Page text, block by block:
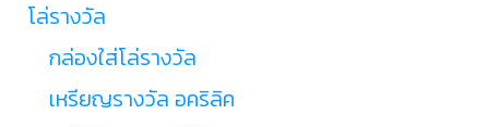
โล่รางวัล
กล่องใส่โล่รางวัล
เหรียญรางวัล อคริลิค